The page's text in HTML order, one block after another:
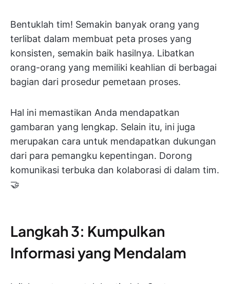
Bentuklah tim! Semakin banyak orang yang
terlibat dalam membuat peta proses yang
konsisten, semakin baik hasilnya. Libatkan
orang-orang yang memiliki keahlian di berbagai
bagian dari prosedur pemetaan proses.
Hal ini memastikan Anda mendapatkan
gambaran yang lengkap. Selain itu, ini juga
merupakan cara untuk mendapatkan dukungan
dari para pemangku kepentingan. Dorong
komunikasi terbuka dan kolaborasi di dalam tim.
🤝
Langkah 3: Kumpulkan
Informasi yang Mendalam